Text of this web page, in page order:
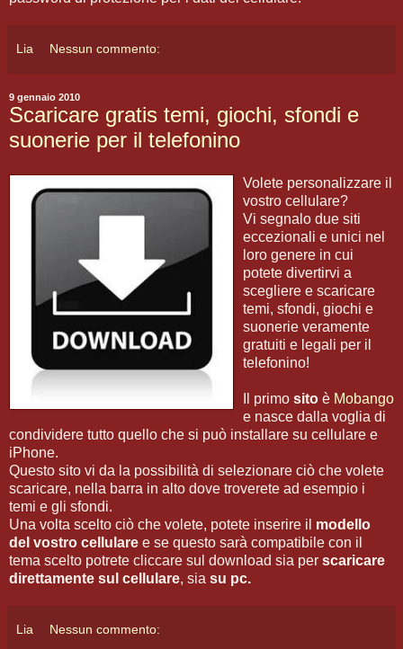
Lia Nessun commento:
9 gennaio 2010
Scaricare gratis temi, giochi, sfondi e
suonerie per il telefonino
Volete personalizzare il
vostro cellulare?
Vi segnalo due siti
eccezionali e unici nel
loro genere in cui
potete divertirvi a
scegliere e scaricare
temi, sfondi, giochi e
suonerie veramente
gratuiti e legali per il
telefonino!
Il primo sito è Mobango
e nasce dalla voglia di
condividere tutto quello che si può installare su cellulare e
iPhone.
Questo sito vi da la possibilità di selezionare ciò che volete
scaricare, nella barra in alto dove troverete ad esempio i
temi e gli sfondi.
Una volta scelto ciò che volete, potete inserire il modello
del vostro cellulare e se questo sarà compatibile con il
tema scelto potrete cliccare sul download sia per scaricare
direttamente sul cellulare, sia su pc.
Lia Nessun commento: